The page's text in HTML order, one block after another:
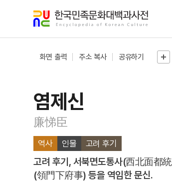
화면 출력 주소 복사 공유하기
염제신
廉悌臣
역사 인물 고려 후기
고려 후기, 서북면도통사(西北面都
(領門下府事) 등을 역임한 문신.